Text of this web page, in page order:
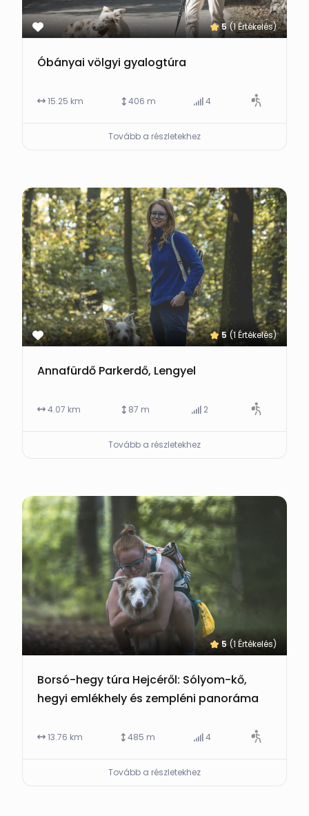
5 (1 Értékelés)
Óbányai völgyi gyalogtúra
15.25 km 406 m 4
Tovább a részletekhez
5 (1 Értékelés)
Annafürdő Parkerdő, Lengyel
4.07 km 87 m 2
Tovább a részletekhez
5 (1 Értékelés)
Borsó-hegy túra Hejcéről: Sólyom-kő,
hegyi emlékhely és zempléni panoráma
13.76 km 485 m 4
Tovább a részletekhez